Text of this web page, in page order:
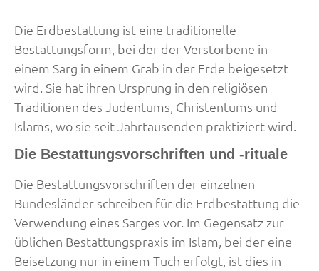
Die Erdbestattung ist eine traditionelle
Bestattungsform, bei der der Verstorbene in
einem Sarg in einem Grab in der Erde beigesetzt
wird. Sie hat ihren Ursprung in den religiösen
Traditionen des Judentums, Christentums und
Islams, wo sie seit Jahrtausenden praktiziert wird.
Die Bestattungsvorschriften und -rituale
Die Bestattungsvorschriften der einzelnen
Bundesländer schreiben für die Erdbestattung die
Verwendung eines Sarges vor. Im Gegensatz zur
üblichen Bestattungspraxis im Islam, bei der eine
Beisetzung nur in einem Tuch erfolgt, ist dies in